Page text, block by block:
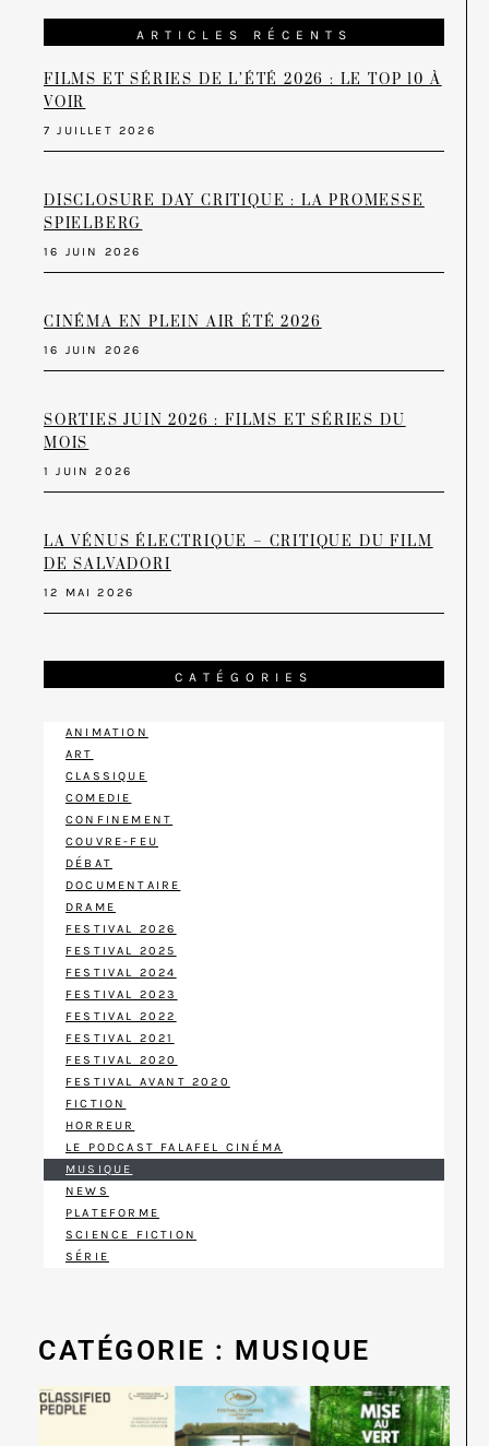
ARTICLES RÉCENTS
FILMS ET SÉRIES DE L’ÉTÉ 2026 : LE TOP 10 À
VOIR
7 JUILLET 2026
DISCLOSURE DAY CRITIQUE : LA PROMESSE
SPIELBERG
16 JUIN 2026
CINÉMA EN PLEIN AIR ÉTÉ 2026
16 JUIN 2026
SORTIES JUIN 2026 : FILMS ET SÉRIES DU
MOIS
1 JUIN 2026
LA VÉNUS ÉLECTRIQUE – CRITIQUE DU FILM
DE SALVADORI
12 MAI 2026
CATÉGORIES
ANIMATION
ART
CLASSIQUE
COMEDIE
CONFINEMENT
COUVRE-FEU
DÉBAT
DOCUMENTAIRE
DRAME
FESTIVAL 2026
FESTIVAL 2025
FESTIVAL 2024
FESTIVAL 2023
FESTIVAL 2022
FESTIVAL 2021
FESTIVAL 2020
FESTIVAL AVANT 2020
FICTION
HORREUR
LE PODCAST FALAFEL CINÉMA
MUSIQUE
NEWS
PLATEFORME
SCIENCE FICTION
SÉRIE
CATÉGORIE : MUSIQUE